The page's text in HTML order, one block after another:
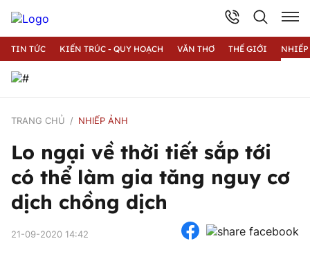
TIN TỨC KIẾN TRÚC - QUY HOẠCH VĂN THƠ THẾ GIỚI
TRANG CHỦ NHIẾP ẢNH
Lo ngại về thời tiết sắp tới
có thể làm gia tăng nguy cơ
dịch chồng dịch
21-09-2020 14:42